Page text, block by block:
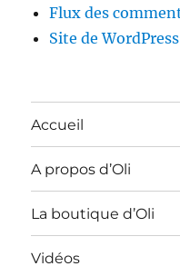
Flux des
Site de
Accueil
A propos d’Oli
La boutique d’Oli
Vidéos